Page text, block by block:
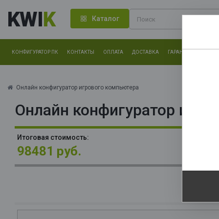
KWIK Каталог
КОНФИГУРАТОР ПК КОНТАКТЫ ОПЛАТА ДОСТАВКА ГАРАНТИЯ
Онлайн конфигуратор игрового компьютера
Онлайн конфигуратор
Итоговая стоимость:
98481 руб.